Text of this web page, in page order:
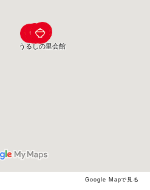
Google Mapで見る